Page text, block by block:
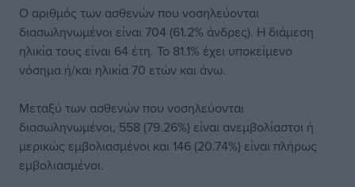
Ο αριθμός των ασθενών που νοσηλεύονται
διασωληνωμένοι είναι 704 (61.2% άνδρες). Η διάμεση
ηλικία τους είναι 64 έτη. To 81.1% έχει υποκείμενο
νόσημα ή/και ηλικία 70 ετών και άνω.
Μεταξύ των ασθενών που νοσηλεύονται
διασωληνωμένοι, 558 (79.26%) είναι ανεμβολίαστοι ή
μερικώς εμβολιασμένοι και 146 (20.74%) είναι πλήρως
εμβολιασμένοι.